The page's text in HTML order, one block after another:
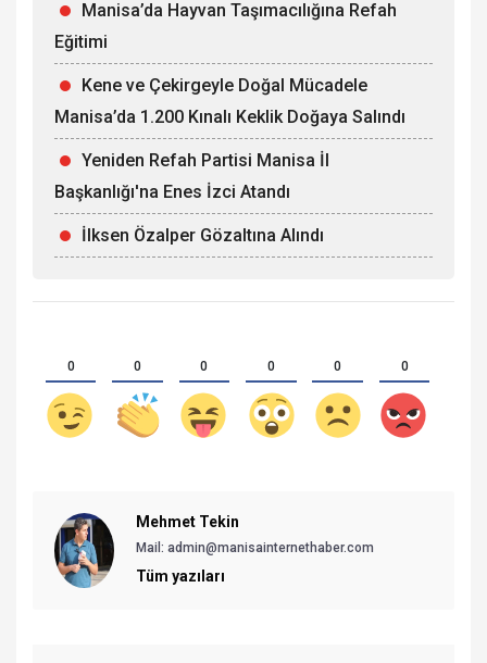
Manisa’da Hayvan Taşımacılığına Refah
Eğitimi
Kene ve Çekirgeyle Doğal Mücadele
Manisa’da 1.200 Kınalı Keklik Doğaya Salındı
Yeniden Refah Partisi Manisa İl
Başkanlığı'na Enes İzci Atandı
İlksen Özalper Gözaltına Alındı
0 0 0 0 0 0
Mehmet Tekin
Mail: admin@manisainternethaber.com
Tüm yazıları